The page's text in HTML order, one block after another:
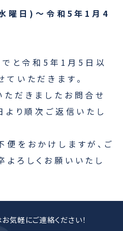
曜日)～令和5年1月4
と令和5年1月5日以
いただきます。
だきましたお問合せ
り順次ご返信いたし
をおかけしますが、ご
ろしくお願いいたし
気軽にご連絡ください！